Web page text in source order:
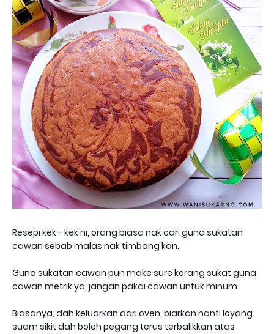
Resepi kek - kek ni, orang biasa nak cari guna sukatan
cawan sebab malas nak timbang kan.
Guna sukatan cawan pun make sure korang sukat guna
cawan metrik ya, jangan pakai cawan untuk minum.
Biasanya, dah keluarkan dari oven, biarkan nanti loyang
suam sikit dah boleh pegang terus terbalikkan atas